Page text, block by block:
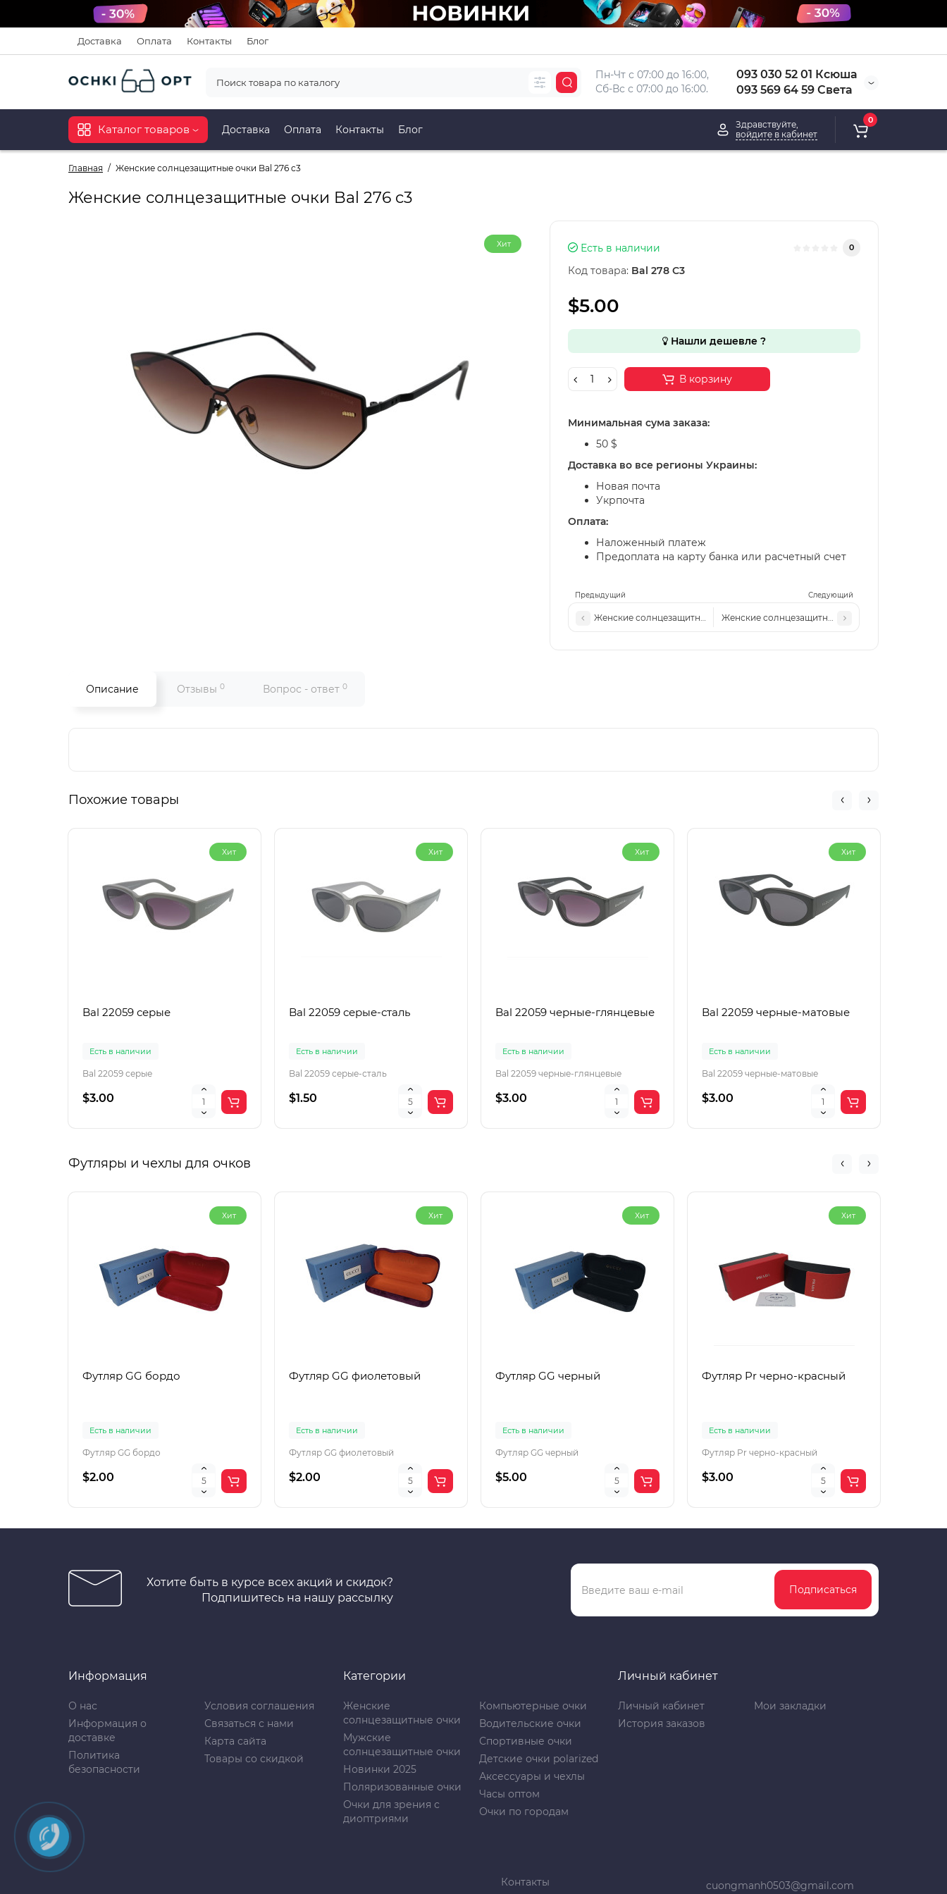
Доставка Оплата Контакты Блог
Пн-Чт с 07:00 до 16:00,
Сб-Вс с 07:00 до 16:00.
093 030 52 01 Ксюша
093 569 64 59 Света
Каталог товаров Доставка Оплата Контакты Блог
Здравствуйте,
войдите в кабинет
0
Главная Женские солнцезащитные очки Bal 276 c3
Женские солнцезащитные очки Bal 276 c3
Хит
Предыдущий Следующий
Женские солнцезащитные очки Bal 276 c4Женские солнцезащитные очки Bal 276 c2
Есть в наличии 0
Код товара: Bal 278 С3
$5.00
Нашли дешевле ?
В корзину
Минимальная сума заказа:
50 $
Доставка во все регионы Украины:
Новая почта
Укрпочта
Оплата:
Наложенный платеж
Предоплата на карту банка или расчетный счет
Описание Отзывы 0 Вопрос - ответ 0
Похожие товары
Хит
Bal 22059 серые
Есть в наличии
Bal 22059 серые
$3.00
Хит
Bal 22059 серые-сталь
Есть в наличии
Bal 22059 серые-сталь
$1.50
Хит
Bal 22059 черные-глянцевые
Есть в наличии
Bal 22059 черные-глянцевые
$3.00
Хит
Bal 22059 черные-матовые
Есть в наличии
Bal 22059 черные-матовые
$3.00
Футляры и чехлы для очков
Хит
Футляр GG бордо
Есть в наличии
Футляр GG бордо
$2.00
Хит
Футляр GG фиолетовый
Есть в наличии
Футляр GG фиолетовый
$2.00
Хит
Футляр GG черный
Есть в наличии
Футляр GG черный
$5.00
Хит
Футляр Pr черно-красный
Есть в наличии
Футляр Pr черно-красный
$3.00
Хотите быть в курсе всех акций и скидок?
Подпишитесь на нашу рассылку
Подписаться
Информация
О нас
Информация о
доставке
Политика
безопасности
Условия соглашения
Связаться с нами
Карта сайта
Товары со скидкой
Категории
Женские
солнцезащитные очки
Мужские
солнцезащитные очки
Новинки 2025
Поляризованные очки
Очки для зрения с
диоптриями
Компьютерные очки
Водительские очки
Спортивные очки
Детские очки polarized
Аксессуары и чехлы
Часы оптом
Очки по городам
Личный кабинет
Личный кабинет
История заказов
Мои закладки
Контакты cuongmanh0503@gmail.com